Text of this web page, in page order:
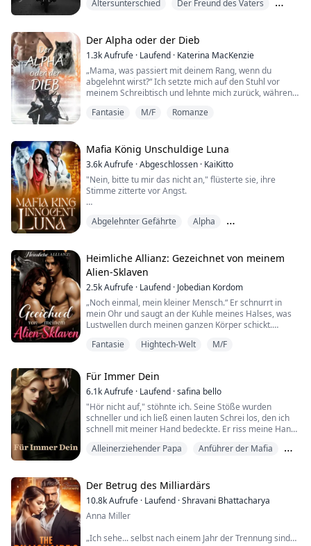
Als er auf einen Notruf eines engen Freundes reagiert,
erfahren und sie für den Rest der Reise nicht wieder
gesehen.
Nach sein...
Altersunterschied
Der Freund des Vaters
Der Alpha oder der Dieb
1.3kAufrufe · Laufend · Katerina MacKenzie
„Mama, was passiert mit deinem Rang, wenn du
abgelehnt wirst?“ Ich setzte mich auf den Stuhl vor
meinem Schreibtisch und lehnte mich zurück, während
der Mondgöttin für diesen Rang ausgewählt, oder?“ Ich
Meine Gedanken schweiften ständig ab. ...
Fantasie M/F Romanze
Mafia König Unschuldige Luna
3.6kAufrufe ·Abgeschlossen · KaiKitto
"Nein, bitte tu mir das nicht an," flüsterte sie, ihre
Stimme zitterte vor Angst.
liebes Weibchen? Warum solltest du eine Ausnahme
"Bitte, ich flehe dich an, tu mir das nicht an," bat sie,
ihre Worte kaum hörbar zwischen ihren Schluchzern,
"Warum tust du das? Es tut so weh. Ich hasse dich.
Bitte...
Abgelehnter Gefährte
Alpha
Heimliche Allianz: Gezeichnet von meinem
Alien-Sklaven
2.5kAufrufe · Laufend · Jobedian Kordom
„Noch einmal, mein kleiner Mensch.“ Er schnurrt in
mein Ohr und saugt an der Kuhle meines Halses, was
Lustwellen durch meinen ganzen Körper schickt.
Sein Finger findet meine Klitoris und spielt mit dem
„Verdammt, verdammt, verdammt, Rain.“ Auf ein
Kissen gestützt und meine Hüften in seinem Griff
gefangen, kann ich nichts anderes tun, als mich an der
süßen Folter festzuhalten, die...
Fantasie Hightech-Welt M/F
Für Immer Dein
6.1kAufrufe · Laufend ·safina bello
"Hör nicht auf," stöhnte ich. Seine Stöße wurden
schneller und ich ließ einen lauten Schrei los, den ich
schnell mit meiner Hand bedeckte. Er riss meine Hand
"Aber- Ich will, dass sie deinen verdammten Schrei
hören," unterbrach er mich. "Oder willst du bestraft
werden?" fragte er und ich schüttelte den Kopf.
Alleinerziehender Papa
Anführer der Mafia
Der Betrug des Milliardärs
10.8kAufrufe · Laufend ·Shravani Bhattacharya
Anna Miller
„Ich sehe... selbst nach einem Jahr der Trennung sind